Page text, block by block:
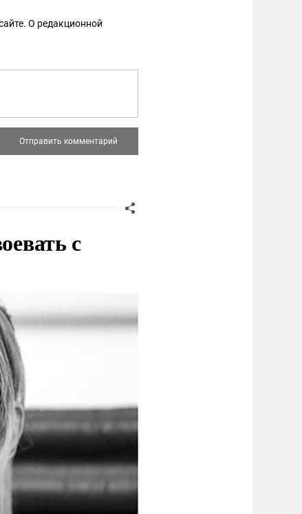
О редакционной
с